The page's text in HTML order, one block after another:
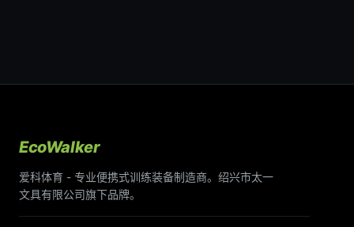
EcoWalker
爱科体育 - 专业便携式训练装备制造商。绍兴市太一
文具有限公司旗下品牌。